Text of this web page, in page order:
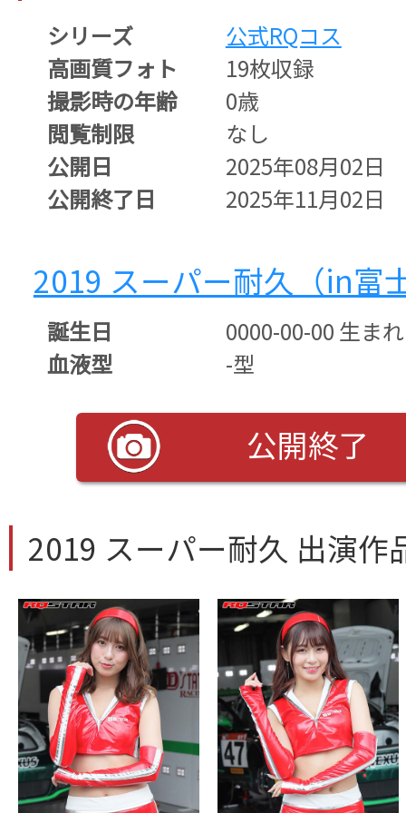
シリーズ
公式RQコス
高画質フォト
19枚収録
撮影時の年齢
0歳
閲覧制限
なし
公開日
2025年08月02日
公開終了日
2025年11月02日
2019 スーパー耐久（in富
誕生日
0000-00-00 生まれ
血液型
-型
公開終了
2019 スーパー耐久 出演作